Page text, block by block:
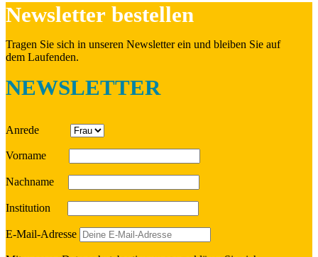
News­let­ter bestellen
Tragen Sie sich in unseren News­let­ter ein und bleiben Sie auf
dem Laufenden.
NEWSLETTER
Anrede
Vorname
Nach­name
Insti­tu­tion
E‑Mail-Adresse